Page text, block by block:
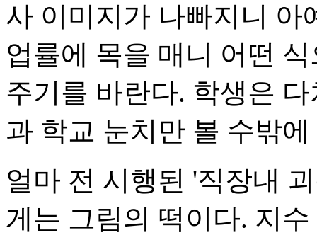
사 이미지가 나빠지니 아
업률에 목을 매니 어떤
주기를 바란다. 학생은
과 학교 눈치만 볼 수밖에
얼마 전 시행된 '직장내
게는 그림의 떡이다. 지